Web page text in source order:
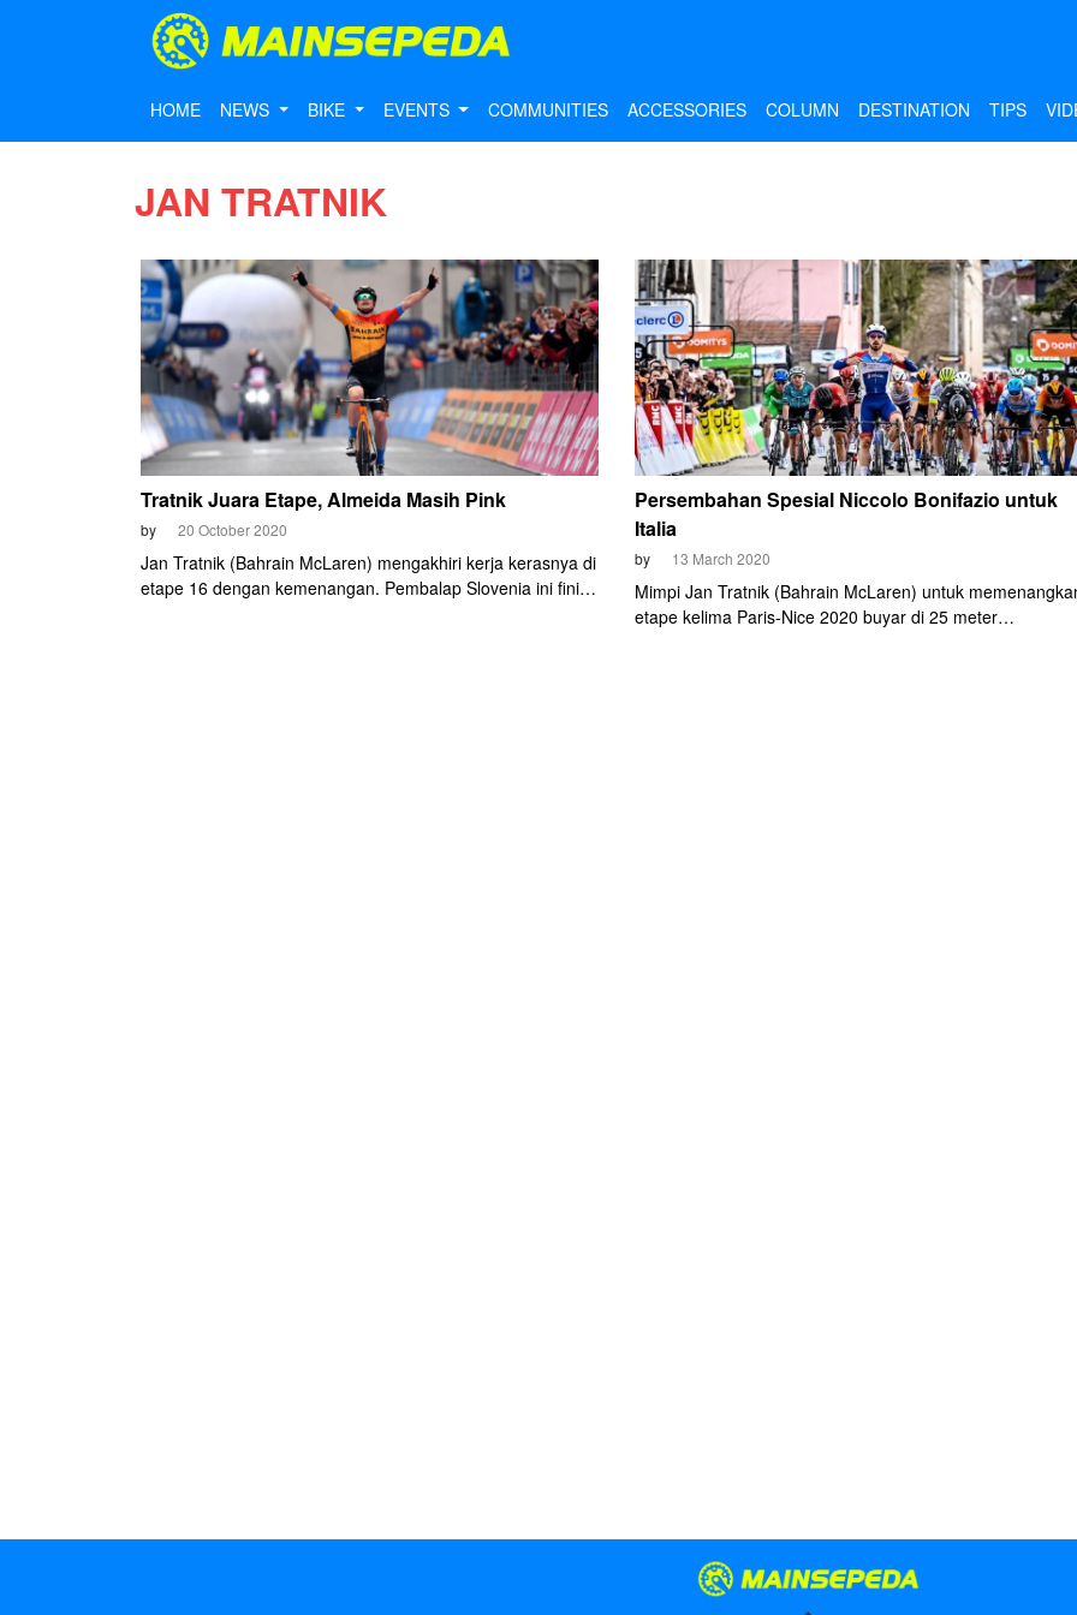
HOME NEWS BIKE EVENTS COMMUNITIES ACCESSORIES COLUMN DESTINATION TIPS
JAN TRATNIK
Tratnik Juara Etape, Almeida Masih Pink
by 20 October 2020
Jan Tratnik (Bahrain McLaren) mengakhiri kerja kerasnya di
etape 16 dengan kemenangan. Pembalap Slovenia ini finis
Persembahan Spesial Niccolo Bonifazio untuk
Italia
by 13 March 2020
Mimpi Jan Tratnik (Bahrain McLaren) untuk
etape kelima Paris-Nice 2020 buyar di 25 meter